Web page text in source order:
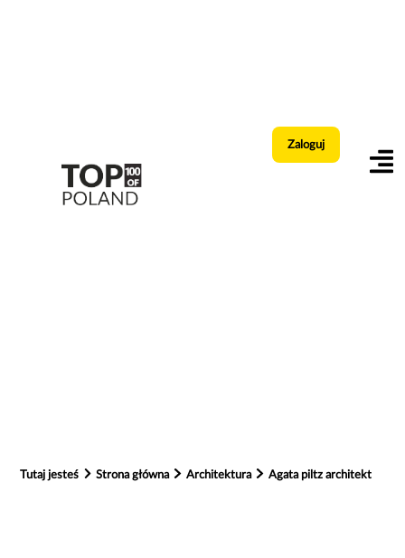
Zaloguj
Tutaj jesteś Strona główna Architektura Agata piltz architekt